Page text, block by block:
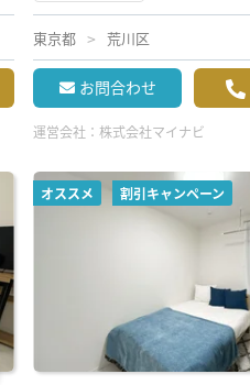
東京都 荒川区
お問合わせ
運営会社：株式会社マイナビ
オススメ 割引キャンペーン